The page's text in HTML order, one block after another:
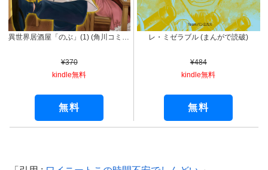
異世界居酒屋「のぶ」(1) (角川コミックス・エース)
¥370
kindle無料
無料
レ・ミゼラブル (まんがで読破)
¥484
kindle無料
無料